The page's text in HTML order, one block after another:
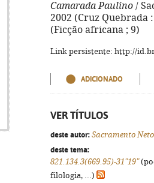
Camarada Paulino /
2002 (Cruz Quebrada
(Ficção africana ; 9)
Link persistente: http://
ADICIONADO
VER TÍTULOS
deste autor: Sacramento Neto
deste tema:
821.134.3(669.95)-31"19"
filologia, ...)